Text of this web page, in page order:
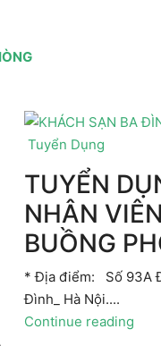
Tuyển Dụng
TUYỂN
NHÂN VIÊN
BUỒNG
* Địa điểm: Số 93A
Đình_ Hà Nội....
Continue reading